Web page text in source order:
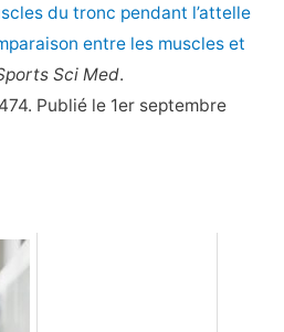
du tronc pendant l’attelle
entre les muscles et
Sci Med.
Publié le 1er septembre